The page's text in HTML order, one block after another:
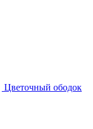
Цветочный ободок